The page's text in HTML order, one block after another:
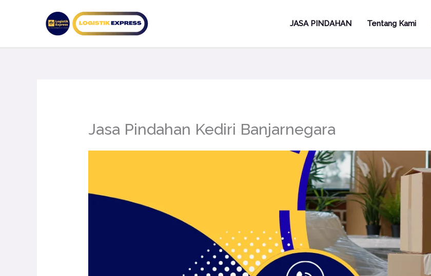
JASA PINDAHAN Tentang Kami
Jasa Pindahan Kediri Banjarnegara